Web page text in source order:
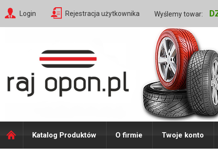
Login Rejestracja użytkownika Wyślemy towar:
Katalog Produktów O firmie Twoje konto